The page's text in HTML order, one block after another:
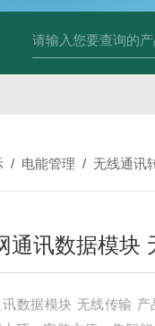
/ 电能管理 /无线通讯
通讯数据模块
数据模块 无线传输